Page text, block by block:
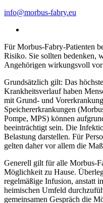
info@morbus-fabry.eu
Image
Für Morbus-Fabry-Patienten
Risiko. Sie sollten bedenken,
Angehörigen wirkungsvoll
Grundsätzlich gilt: Das
Krankheitsverlauf haben
mit Grund- und
Speichererkrankungen
Pompe, MPS) können
beeinträchtigt sein. Die
Belastung darstellen. Für
gelten daher vor allem die
Generell gilt für alle Morbus-
Möglichkeit zu Hause.
regelmäßige Infusion, anstatt
heimischen Umfeld
gemeinsamen Gespräch die